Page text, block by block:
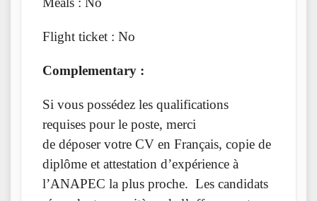
Flight ticket : No
Complementary :
Si vous possédez les qualifications
requises pour le poste, merci
de déposer votre CV en Français, copie de
diplôme et attestation d’expérience à
l’ANAPEC la plus proche. Les candidats